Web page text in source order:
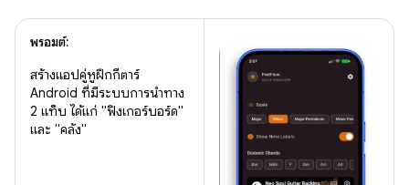
พรอมต์:
สร้างแอปคู่หูฝึกกีตาร์
Android ที่มีระบบการนำทาง
2 แท็บ ได้แก่ "ฟิงเกอร์บอร์ด"
และ "คลัง"